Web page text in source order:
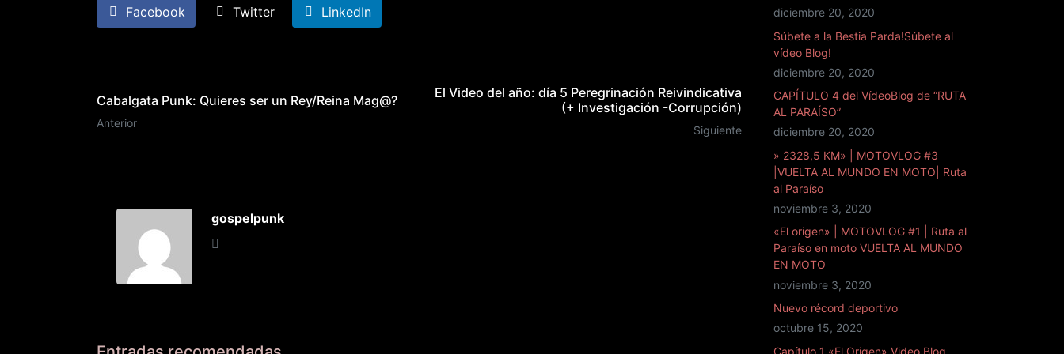
Facebook Twitter LinkedIn
Cabalgata Punk: Quieres ser un Rey/Reina Mag@?
Anterior
El Video del año: día 5 Peregrinación Reivindicativa
(+ Investigación -Corrupción)
Siguiente
gospelpunk
diciembre 20, 2020
Súbete a la Bestia Parda!Súbete al
vídeo Blog!
diciembre 20, 2020
CAPÍTULO 4 del VídeoBlog de “RUTA
AL PARAÍSO”
diciembre 20, 2020
» 2328,5 KM» | MOTOVLOG #3
|VUELTA AL MUNDO EN MOTO| Ruta
al Paraíso
noviembre 3, 2020
«El origen» | MOTOVLOG #1 | Ruta al
Paraíso en moto VUELTA AL MUNDO
EN MOTO
noviembre 3, 2020
Nuevo récord deportivo
octubre 15, 2020
Capítulo 1 «El Origen» Video Blog